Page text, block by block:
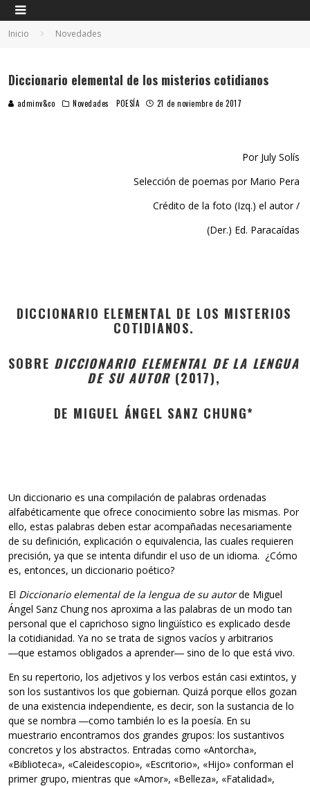
Inicio Novedades
Diccionario elemental de los misterios cotidianos
adminv&co Novedades POESÍA 21 de noviembre de 2017
Por July Solís
Selección de poemas por Mario Pera
Crédito de la foto (Izq.) el autor /
(Der.) Ed. Paracaídas
DICCIONARIO ELEMENTAL DE LOS MISTERIOS
COTIDIANOS.
SOBRE DICCIONARIO ELEMENTAL DE LA LENGUA
DE SU AUTOR (2017),
DE MIGUEL ÁNGEL SANZ CHUNG*
Un diccionario es una compilación de palabras ordenadas
alfabéticamente que ofrece conocimiento sobre las mismas. Por
ello, estas palabras deben estar acompañadas necesariamente
de su definición, explicación o equivalencia, las cuales requieren
precisión, ya que se intenta difundir el uso de un idioma. ¿Cómo
es, entonces, un diccionario poético?
El Diccionario elemental de la lengua de su autorde Miguel
Ángel Sanz Chung nos aproxima a las palabras de un modo tan
personal que el caprichoso signo lingüístico es explicado desde
la cotidianidad. Ya no se trata de signos vacíos y arbitrarios
―que estamos obligados a aprender― sino de lo que está vivo.
En su repertorio, los adjetivos y los verbos están casi extintos, y
son los sustantivos los que gobiernan. Quizá porque ellos gozan
de una existencia independiente, es decir, son la sustancia de lo
que se nombra ―como también lo es la poesía. En su
muestrario encontramos dos grandes grupos: los sustantivos
concretos y los abstractos. Entradas como «Antorcha»,
«Biblioteca», «Caleidescopio», «Escritorio», «Hijo» conforman el
primer grupo, mientras que «Amor», «Belleza», «Fatalidad»,